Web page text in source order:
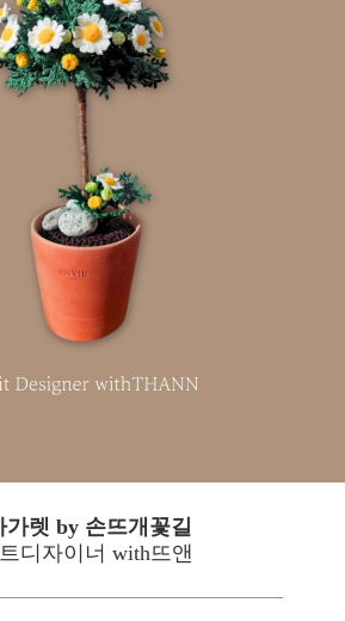
가렛 by 손뜨개꽃길
디자이너 with뜨앤